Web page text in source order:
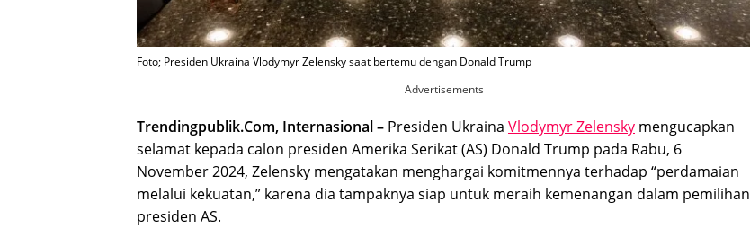
Foto; Presiden Ukraina Vlodymyr Zelensky saat bertemu dengan Donald Trump
Advertisements
Trendingpublik.Com, Internasional – Presiden Ukraina Vlodymyr Zelensky mengucapkan
selamat kepada calon presiden Amerika Serikat (AS) Donald Trump pada Rabu, 6
November 2024, Zelensky mengatakan menghargai komitmennya terhadap “perdamaian
melalui kekuatan,” karena dia tampaknya siap untuk meraih kemenangan dalam pemilihan
presiden AS.